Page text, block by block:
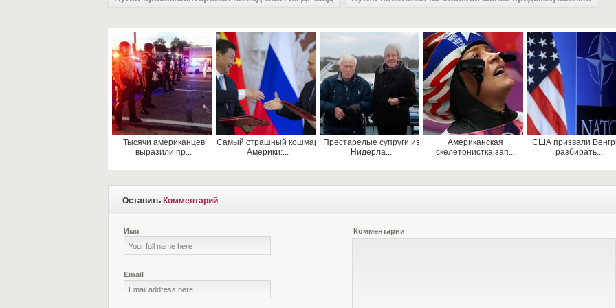
Тысячи американцев
выразили пр...
Самый страшный кошмар
Америки:...
Престарелые супруги из
Нидерла...
Американская
скелетонистка зап...
США призвали
разбирать...
ОставитьКомментарий
Имя
Email
Комментарии